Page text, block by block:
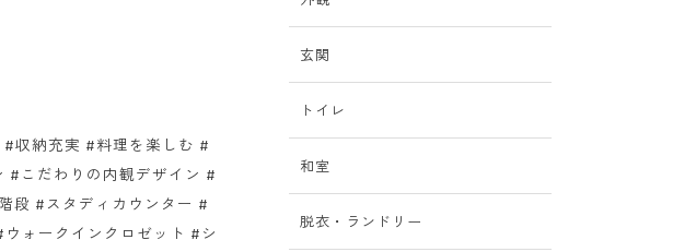
収納充実 #料理を楽しむ #
#こだわりの内観デザイン #
段 #スタディカウンター #
ォークインクロゼット #シ
玄関
トイレ
和室
脱衣・ランドリー